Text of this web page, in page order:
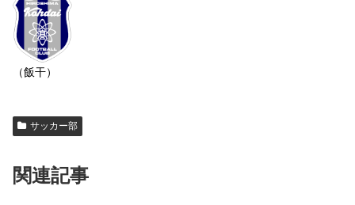
（飯干）
サッカー部
関連記事